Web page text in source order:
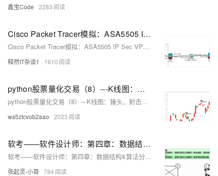
鑫宝Code 2283
Cisco Packet Tracer模拟：ASA5505 IP Sec VPN实验
Cisco Packet Tracer模拟：ASA5505 IP Sec VPN实验
释然IT杂谈1 1610
python股票量化交易（8）---K线图：锤头，射击之星，早晨之星
python股票量化交易（8）---K线图：锤头，射击之星，早晨之星
ws5ztcvob2aao 2023
软考——软件设计师：第四章：数据结构&算法分析与设计考点总结（完整篇）（下）
软考——软件设计师：第四章：数据结构&算法分析与设计考点总结（完整篇）（下）
张起灵-小哥 784